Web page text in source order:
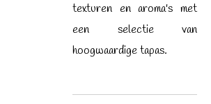
texturen en aroma's met
een selectie van
hoogwaardige tapas.